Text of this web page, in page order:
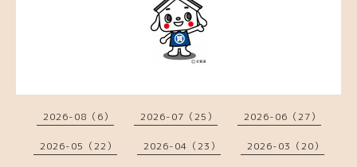
2026-08（6） 2026-07（25） 2026-06（27）
2026-05（22） 2026-04（23） 2026-03（20）